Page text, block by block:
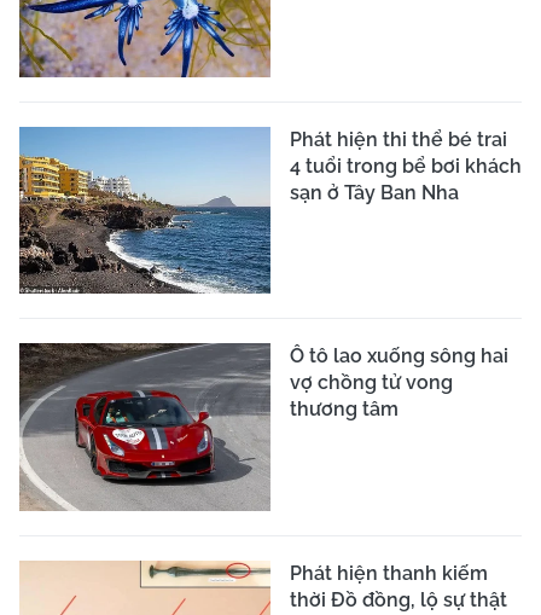
Phát hiện thi thể bé trai
4 tuổi trong bể bơi khách
sạn ở Tây Ban Nha
Ô tô lao xuống sông hai
vợ chồng tử vong
thương tâm
Phát hiện thanh kiếm
thời Đồ đồng, lộ sự thật